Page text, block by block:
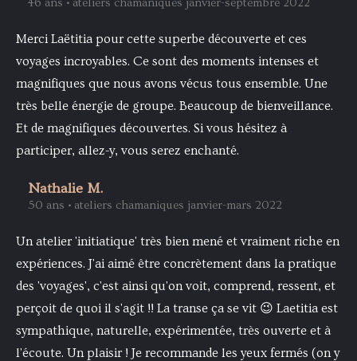
46 ans • ateliers chamaniques janvier-septembre 2022
Merci Laëtitia pour cette superbe découverte et ces
voyages incroyables. Ce sont des moments intenses et
magnifiques que nous avons vécus tous ensemble. Une
très belle énergie de groupe. Beaucoup de bienveillance.
Et de magnifiques découvertes. Si vous hésitez à
participer, allez-y, vous serez enchanté.
Nathalie M.
50 ans • ateliers chamaniques janvier-mars 2022
Un atelier 'initiatique' très bien mené et vraiment riche en
expériences. J'ai aimé être concrètement dans la pratique
des 'voyages', c'est ainsi qu'on voit, comprend, ressent, et
perçoit de quoi il s'agit !! La transe ça se vit 😉 Laetitia est
sympathique, naturelle, expérimentée, très ouverte et à
l'écoute. Un plaisir ! Je recommande les yeux fermés (on y